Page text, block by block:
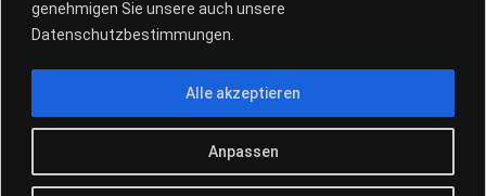
genehmigen Sie unsere auch unsere
Datenschutzbestimmungen.
Anpassen
Alle akzeptieren
Fr.:FKK Tag
28.+29.08.Pool Party
© 2026New Blue Up - Sauna Club |Design by